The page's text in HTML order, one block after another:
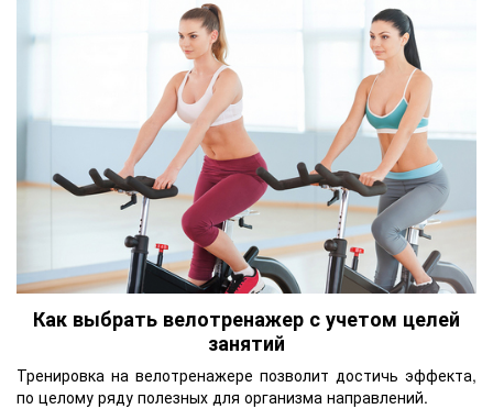
Как выбрать велотренажер с учетом целей
занятий
Тренировка на велотренажере позволит достичь эффекта,
по целому ряду полезных для организма направлений.